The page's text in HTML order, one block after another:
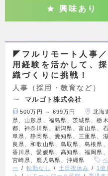
興味あり
◤フルリモート人事
用経験を活かして、
織づくりに挑戦！
人事（採用・教育など）
マルゴト株式会社
500万円 ～ 699万円
北海
県、山形県、福島県、茨城県、栃
都、神奈川県、新潟県、富山県、
阜県、静岡県、愛知県、三重県、
良県、和歌山県、鳥取県、島根県
香川県、愛媛県、高知県、福岡県
宮崎県、鹿児島県、沖縄県
ー
転勤なし 土日祝休み 1億